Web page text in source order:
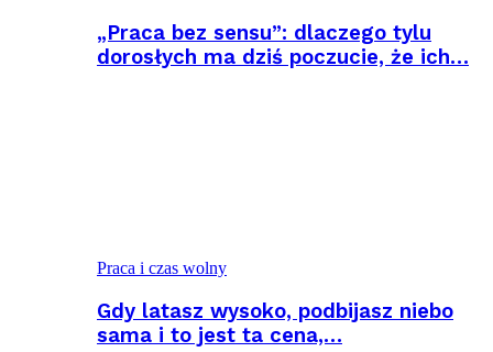
„Praca bez sensu”: dlaczego tylu
dorosłych ma dziś poczucie, że ich…
Praca i czas wolny
Gdy latasz wysoko, podbijasz niebo
sama i to jest ta cena,…